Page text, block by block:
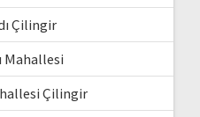
Çilingir
Mahallesi
Çilingir